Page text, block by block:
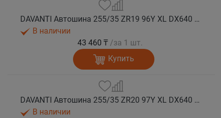
DAVANTI Автошина 255/35 ZR19 96Y XL DX640 RPR лето (Таиланд)
В наличии
43 460 ₸ /за 1 шт.
Купить
DAVANTI Автошина 255/35 ZR20 97Y XL DX640 RPR лето
В наличии